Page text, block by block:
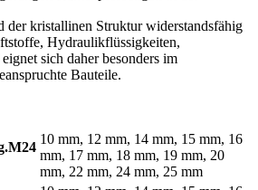
der kristallinen Struktur widerstandsfähig
Hydraulikflüssigkeiten,
sich daher besonders im
Bauteile.
10 mm, 12 mm, 14 mm, 15 mm, 16
mm, 17 mm, 18 mm, 19 mm, 20
mm, 22 mm, 24 mm, 25 mm